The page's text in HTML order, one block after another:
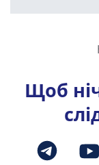
Щоб